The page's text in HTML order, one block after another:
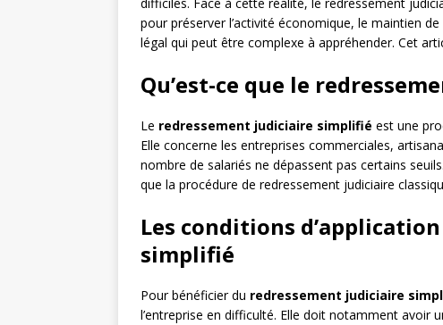
pour préserver l’activité économique, le maintien
légal qui peut être complexe à appréhender. Cet
Qu’est-ce que le
Le redressement judiciaire simplifié est une
Elle concerne les entreprises commerciales,
nombre de salariés ne dépassent pas certains
que la procédure de redressement judiciaire
Les conditions
simplifié
Pour bénéficier du redressement judiciaire
l’entreprise en difficulté. Elle doit notamment avoir